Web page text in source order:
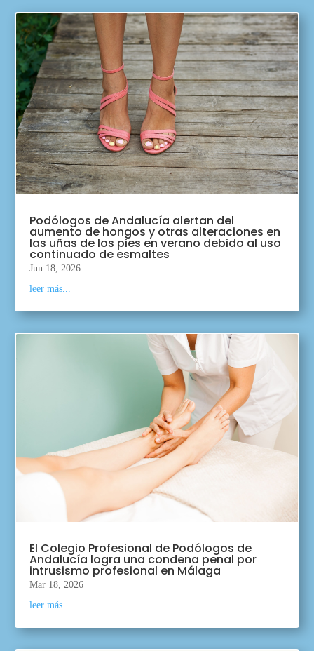
Podólogos de Andalucía alertan del
aumento de hongos y otras alteraciones en
las uñas de los pies en verano debido al uso
continuado de esmaltes
Jun 18, 2026
leer más...
El Colegio Profesional de Podólogos de
Andalucía logra una condena penal por
intrusismo profesional en Málaga
Mar 18, 2026
leer más...